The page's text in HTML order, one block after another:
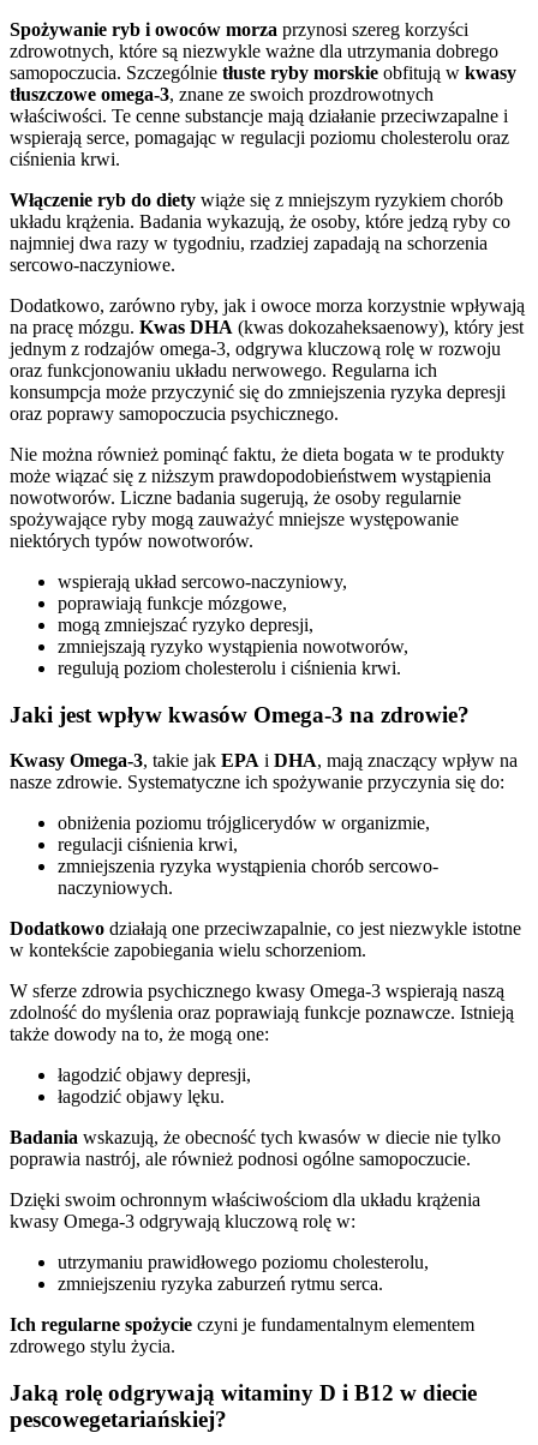
Spożywanie ryb i owoców morza przynosi szereg korzyści
zdrowotnych, które są niezwykle ważne dla utrzymania dobrego
samopoczucia. Szczególnie tłuste ryby morskie obfitują w kwasy
tłuszczowe omega-3, znane ze swoich prozdrowotnych
właściwości. Te cenne substancje mają działanie przeciwzapalne i
wspierają serce, pomagając w regulacji poziomu cholesterolu oraz
ciśnienia krwi.
Włączenie ryb do diety wiąże się z mniejszym ryzykiem chorób
układu krążenia. Badania wykazują, że osoby, które jedzą ryby co
najmniej dwa razy w tygodniu, rzadziej zapadają na schorzenia
sercowo-naczyniowe.
Dodatkowo, zarówno ryby, jak i owoce morza korzystnie wpływają
na pracę mózgu. Kwas DHA (kwas dokozaheksaenowy), który jest
jednym z rodzajów omega-3, odgrywa kluczową rolę w rozwoju
oraz funkcjonowaniu układu nerwowego. Regularna ich
konsumpcja może przyczynić się do zmniejszenia ryzyka depresji
oraz poprawy samopoczucia psychicznego.
Nie można również pominąć faktu, że dieta bogata w te produkty
może wiązać się z niższym prawdopodobieństwem wystąpienia
nowotworów. Liczne badania sugerują, że osoby regularnie
spożywające ryby mogą zauważyć mniejsze występowanie
niektórych typów nowotworów.
wspierają układ sercowo-naczyniowy,
poprawiają funkcje mózgowe,
mogą zmniejszać ryzyko depresji,
zmniejszają ryzyko wystąpienia nowotworów,
regulują poziom cholesterolu i ciśnienia krwi.
Jaki jest wpływ kwasów Omega-3 na zdrowie?
Kwasy Omega-3, takie jak EPA i DHA, mają znaczący wpływ na
nasze zdrowie. Systematyczne ich spożywanie przyczynia się do:
obniżenia poziomu trójglicerydów w organizmie,
regulacji ciśnienia krwi,
zmniejszenia ryzyka wystąpienia chorób sercowo-
naczyniowych.
Dodatkowo działają one przeciwzapalnie, co jest niezwykle istotne
w kontekście zapobiegania wielu schorzeniom.
W sferze zdrowia psychicznego kwasy Omega-3 wspierają naszą
zdolność do myślenia oraz poprawiają funkcje poznawcze. Istnieją
także dowody na to, że mogą one:
łagodzić objawy depresji,
łagodzić objawy lęku.
Badania wskazują, że obecność tych kwasów w diecie nie tylko
poprawia nastrój, ale również podnosi ogólne samopoczucie.
Dzięki swoim ochronnym właściwościom dla układu krążenia
kwasy Omega-3 odgrywają kluczową rolę w:
utrzymaniu prawidłowego poziomu cholesterolu,
zmniejszeniu ryzyka zaburzeń rytmu serca.
Ich regularne spożycie czyni je fundamentalnym elementem
zdrowego stylu życia.
Jaką rolę odgrywają witaminy D i B12 w diecie
pescowegetariańskiej?